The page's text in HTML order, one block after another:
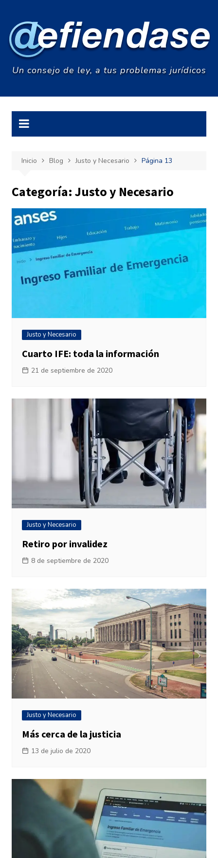
contenido
Un consejo de ley, a tus problemas jurídicos
Inicio Blog Justo y Necesario Página 13
Categoría: Justo y Necesario
Justo y Necesario
Cuarto IFE: toda la información
21 de septiembre de 2020
Justo y Necesario
Retiro por invalidez
8 de septiembre de 2020
Justo y Necesario
Más cerca de la justicia
13 de julio de 2020